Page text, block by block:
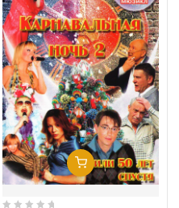
Добавить В Корзину